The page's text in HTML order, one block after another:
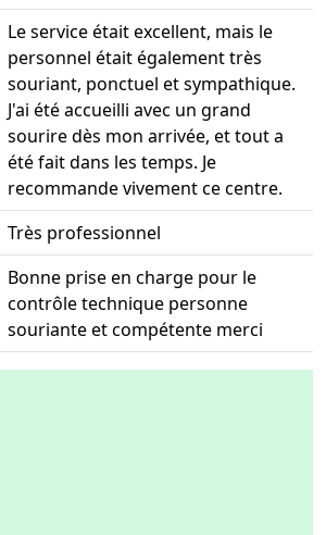
Le service était excellent, mais le
personnel était également très
souriant, ponctuel et sympathique.
J'ai été accueilli avec un grand
sourire dès mon arrivée, et tout a
été fait dans les temps. Je
recommande vivement ce centre.
Très professionnel
Bonne prise en charge pour le
contrôle technique personne
souriante et compétente merci